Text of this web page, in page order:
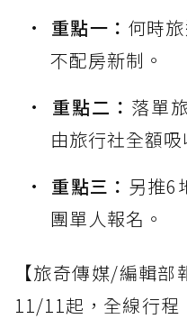
重點一： 何時
不配房新制。
重點二： 落單
由旅行社全額吸
重點三： 另推6
團單人報名。
【旅奇傳媒/編輯
11/11起，全線行程